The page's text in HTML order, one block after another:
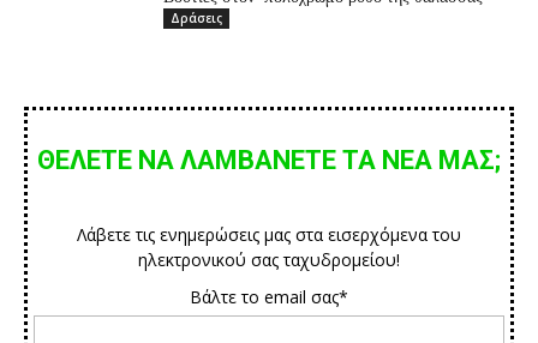
Δράσεις
ΘΕΛΕΤΕ ΝΑ ΛΑΜΒΑΝΕΤΕ ΤΑ ΝΕΑ ΜΑΣ;
Λάβετε τις ενημερώσεις μας στα εισερχόμενα του
ηλεκτρονικού σας ταχυδρομείου!
Βάλτε το email σας*